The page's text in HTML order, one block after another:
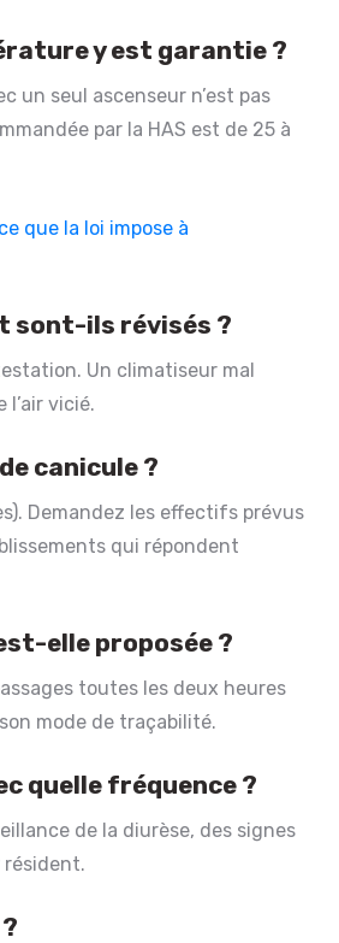
y est garantie ?
un seul ascenseur n’est pas
par la HAS est de 25 à
que la loi impose à
sont-ils révisés ?
Un climatiseur mal
vicié.
canicule ?
Demandez les effectifs prévus
qui répondent
elle proposée ?
toutes les deux heures
mode de traçabilité.
quelle fréquence ?
de la diurèse, des signes
résident.